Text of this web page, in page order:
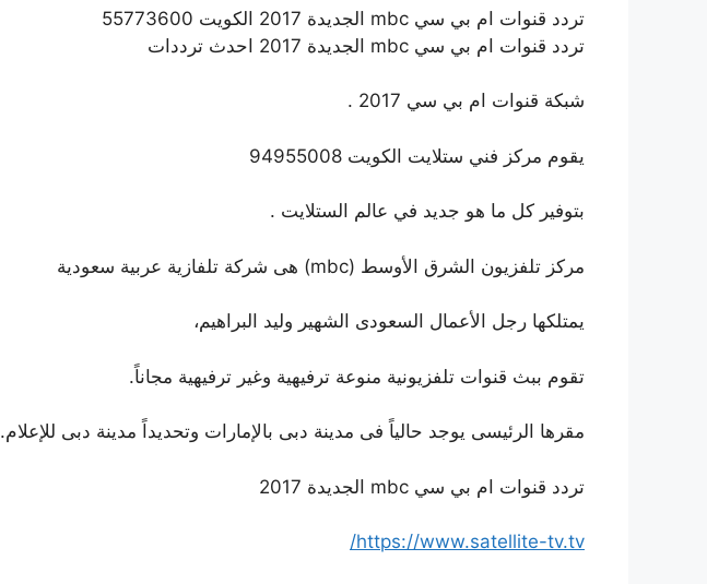
تردد قنوات ام بي سي mbc الجديدة 2017 الكويت 55773600
تردد قنوات ام بي سي mbc الجديدة 2017 احدث ترددات
شبكة قنوات ام بي سي 2017 .
يقوم مركز فني ستلايت الكويت 94955008
بتوفير كل ما هو جديد في عالم الستلايت .
مركز تلفزيون الشرق الأوسط (mbc) هى شركة تلفازية عربية سعودية
يمتلكها رجل الأعمال السعودى الشهير وليد البراهيم،
تقوم ببث قنوات تلفزيونية منوعة ترفيهية وغير ترفيهية مجاناً.
مقرها الرئيسى يوجد حالياً فى مدينة دبى بالإمارات وتحديداً مدينة دبى للإعلام.
تردد قنوات ام بي سي mbc الجديدة 2017
https://www.satellite-tv.tv/